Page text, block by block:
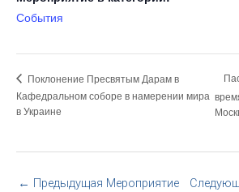
События
Поклонение Пресвятым Дарам в
Кафедральном соборе в намерении мира
в Украине
← Предыдущая Мероприятие